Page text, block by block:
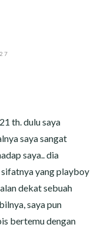
th. dulu saya
saya sangat
saya.. dia
yang playboy
dekat sebuah
saya pun
bertemu dengan